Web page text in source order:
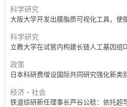
科学研究
大阪大学开发出膜脂质可视化工具，使
科学研究
立教大学在试管内构建长链人工基因组
政策
日本科研费增设国际共同研究强化新类
经济・社会
铁道综研新任理事长芦谷公稔：依托超